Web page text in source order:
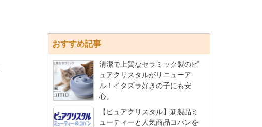
おすすめ記事
清潔で上質なセラミック製のピ
ュアクリスタルがリニューア
ル！イタズラ好きの子にも安
心。
【ピュアクリスタル】新製品ミ
ューティーと人気商品コパンを